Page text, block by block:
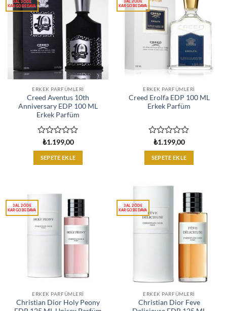
ERKEK PARFÜMLERI
Creed Aventus 10th
Anniversary EDP 100 ML
Erkek Parfüm
üzerinden
0
oy
₺1.199,00
SEPETE EKLE
ERKEK PARFÜMLERI
Creed Erolfa EDP 100 ML
Erkek Parfüm
üzerinden
0
oy
₺1.199,00
SEPETE EKLE
ERKEK PARFÜMLERI
Christian Dior Holy Peony
ERKEK PARFÜMLERI
Christian Dior Feve